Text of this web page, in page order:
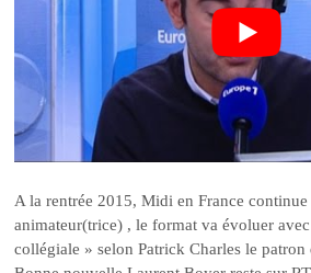
A la rentrée 2015, Midi en France
animateur(trice) , le format va évoluer
collégiale » selon Patrick Charles le patron